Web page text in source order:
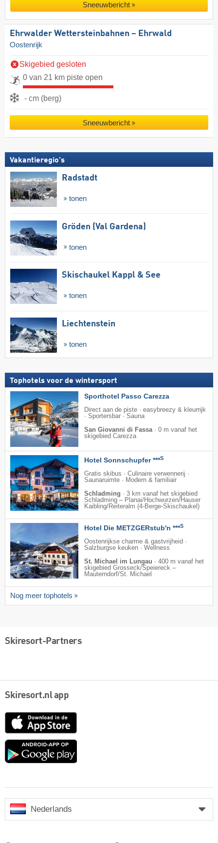
Sneeuwbericht
Ehrwalder Wettersteinbahnen – Ehrwald
Oostenrijk
Skigebied gesloten
0 van 21 km piste open
- cm (berg)
Sneeuwbericht
Vakantieregio's
Radstadt
tonen
Gröden (Val Gardena)
tonen
Skischaukel Kappl & See
tonen
Liechtenstein
tonen
Tophotels voor de wintersport
Sporthotel Passo Carezza
Direct aan de piste · easybreezy & kleurrijk
· Sportersbar · Sauna
San Giovanni di Fassa · 0 m vanaf het
skigebied Carezza
Hotel Sonnschupfer ***S
Gratis skibus · Culinaire verwennerij ·
Saunaruimte · Modern & familiair
Schladming · 3 km vanaf het skigebied
Schladming – Planai/​Hochwurzen/​Hauser
Kaibling/​Reiteralm (4-Berge-Skischaukel)
Hotel Die METZGERstub'n ***S
Oostenrijkse charme & gastvrijheid ·
Salzburgse keuken · Wellness
St. Michael im Lungau · 400 m vanaf het
skigebied Grosseck/​Speiereck –
Mauterndorf/​St. Michael
Nog meer tophotels
Skiresort-Partners
Skiresort.nl app
Nederlands